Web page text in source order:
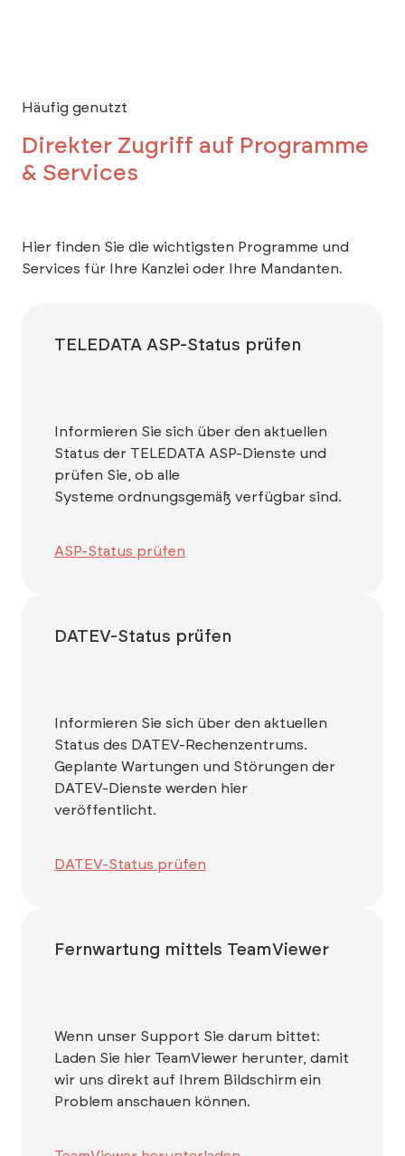
Häufig genutzt
Direkter Zugriff auf Programme
& Services
Hier finden Sie die wichtigsten Programme und
Services für Ihre Kanzlei oder Ihre Mandanten.
TELEDATA ASP-Status prüfen
Informieren Sie sich über den aktuellen
Status der TELEDATA ASP-Dienste und
prüfen Sie, ob alle
Systeme ordnungsgemäß verfügbar sind.
ASP-Status prüfen
DATEV-Status prüfen
Informieren Sie sich über den aktuellen
Status des DATEV-Rechenzentrums.
Geplante Wartungen und Störungen der
DATEV-Dienste werden hier
veröffentlicht.
DATEV-Status prüfen
Fernwartung mittels TeamViewer
Wenn unser Support Sie darum bittet:
Laden Sie hier TeamViewer herunter, damit
wir uns direkt auf Ihrem Bildschirm ein
Problem anschauen können.